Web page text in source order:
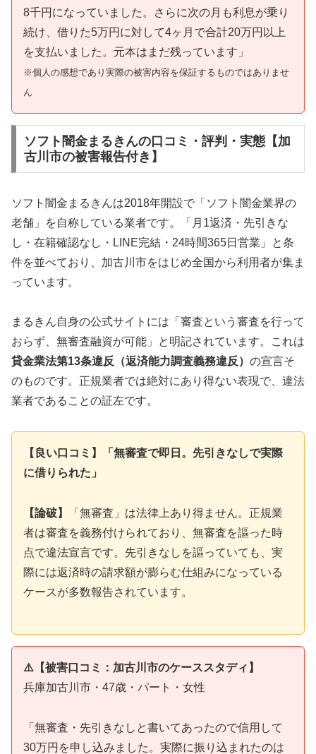
8千円になっていました。さらに次の月も利息が乗り
続け、借りた5万円に対して4ヶ月で合計20万円以上
を支払いました。元本はまだ残っています」
※個人の感想であり実際の被害内容を保証するものではありませ
ん
ソフト闇金まるきんの口コミ・評判・実態【加
古川市の被害報告付き】
ソフト闇金まるきんは2018年開設で「ソフト闇金業界の
老舗」を自称している業者です。「月1返済・先引きな
し・在籍確認なし・LINE完結・24時間365日営業」と条
件を並べており、加古川市をはじめ全国から利用者が集ま
っています。
まるきん自身の公式サイトには「審査という審査を行って
おらず、無審査融資が可能」と明記されています。これは
貸金業法第13条違反（返済能力調査義務違反） の宣言そ
のものです。正規業者では絶対にあり得ない表現で、違法
業者であることの証左です。
【良い口コミ】「無審査で即日。先引きなしで実際
に借りられた」
【論破】
「無審査」は法律上あり得ません。正規業
者は審査を義務付けられており、無審査を謳った時
点で違法宣言です。先引きなしを謳っていても、実
際には返済時の請求額が膨らむ仕組みになっている
ケースが多数報告されています。
⚠️【被害口コミ：加古川市のケーススタディ】
兵庫加古川市・47歳・パート・女性
「無審査・先引きなしと書いてあったので信用して
30万円を申し込みました。実際に振り込まれたのは